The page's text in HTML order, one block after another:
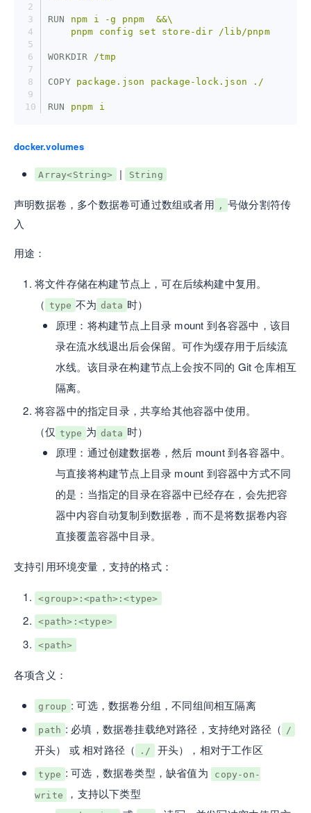
RUN
npm i -g pnpm  &&\
    pnpm config set store-dir /lib/pnpm
WORKDIR /tmp
COPY package.json package-lock.json ./
RUN pnpm i
docker.volumes
Array<String> | String
声明数据卷，多个数据卷可通过数组或者用 , 号做分割符传
入
用途：
将文件存储在构建节点上，可在后续构建中复用。
（ type 不为 data 时）
原理：将构建节点上目录 mount 到各容器中，该目
录在流水线退出后会保留。可作为缓存用于后续流
水线。该目录在构建节点上会按不同的 Git 仓库相互
隔离。
将容器中的指定目录，共享给其他容器中使用。
（仅 type 为 data 时）
原理：通过创建数据卷，然后 mount 到各容器中。
与直接将构建节点上目录 mount 到容器中方式不同
的是：当指定的目录在容器中已经存在，会先把容
器中内容自动复制到数据卷，而不是将数据卷内容
直接覆盖容器中目录。
支持引用环境变量，支持的格式：
<group>:<path>:<type>
<path>:<type>
<path>
各项含义：
group : 可选，数据卷分组，不同组间相互隔离
path : 必填，数据卷挂载绝对路径，支持绝对路径（ /
开头） 或 相对路径（ ./ 开头），相对于工作区
type : 可选，数据卷类型，缺省值为
copy-on-
write
，支持以下类型